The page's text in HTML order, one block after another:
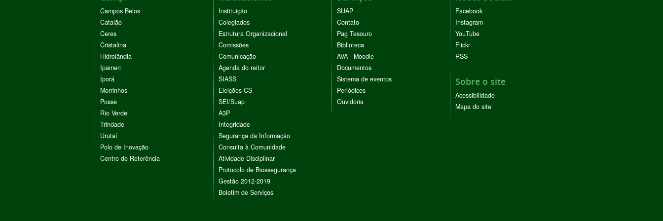
Campos Belos
Catalão
Ceres
Cristalina
Hidrolândia
Ipameri
Iporá
Morrinhos
Posse
Rio Verde
Trindade
Urutaí
Polo de Inovação
Centro de Referência
Instituição
Colegiados
Estrutura Organizacional
Comissões
Comunicação
Agenda do reitor
SIASS
Eleições CS
SEI/Suap
A3P
Integridade
Segurança da Informação
Consulta à Comunidade
Atividade Disciplinar
Protocolo de Biossegurança
Gestão 2012-2019
Boletim de Serviços
SUAP
Contato
Pag Tesouro
Biblioteca
AVA - Moodle
Documentos
Sistema de eventos
Periódicos
Ouvidoria
Facebook
Instagram
YouTube
Flickr
RSS
Sobre o site
Acessibilidade
Mapa do site